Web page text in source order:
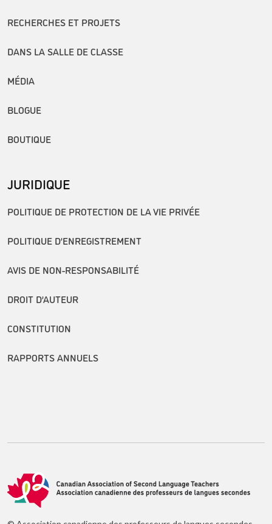
RECHERCHES ET PROJETS
DANS LA SALLE DE CLASSE
MÉDIA
BLOGUE
BOUTIQUE
JURIDIQUE
POLITIQUE DE PROTECTION DE LA VIE PRIVÉE
POLITIQUE D’ENREGISTREMENT
AVIS DE NON-RESPONSABILITÉ
DROIT D’AUTEUR
CONSTITUTION
RAPPORTS ANNUELS